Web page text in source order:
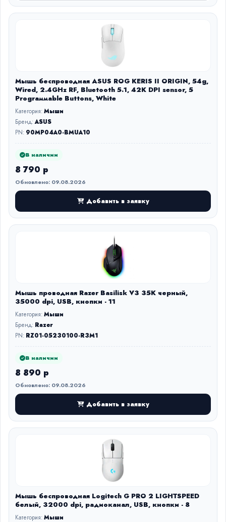
Мышь беспроводная ASUS ROG KERIS II ORIGIN, 54g,
Wired, 2.4GHz RF, Bluetooth 5.1, 42K DPI sensor, 5
Prograммable Buttons, White
Категория:Мыши
Бренд:ASUS
PN: 90MP04A0-BMUA10
В наличии
8 790 р
Обновлено: 09.08.2026
Добавить в заявку
Мышь проводная Razer Basilisk V3 35K черный,
35000 dpi, USB, кнопки - 11
Категория:Мыши
Бренд: Razer
PN: RZ01-05230100-R3M1
В наличии
8 890 р
Обновлено: 09.08.2026
Добавить в заявку
Мышь беспроводная Logitech G PRO 2 LIGHTSPEED
белый, 32000 dpi, радиоканал, USB, кнопки - 8
Категория:Мыши